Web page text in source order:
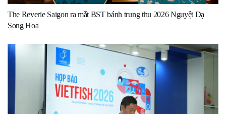
The Reverie Saigon ra mắt BST bánh trung thu 2026 Nguyệt Dạ
Song Hoa